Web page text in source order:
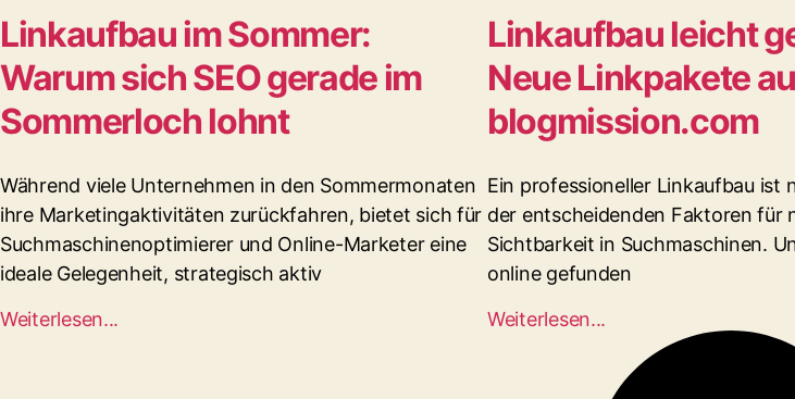
Linkaufbau im Sommer:
Warum sich SEO gerade im
Sommerloch lohnt
Während viele Unternehmen in den Sommermonaten
ihre Marketingaktivitäten zurückfahren, bietet sich für
Suchmaschinenoptimierer und Online-Marketer eine
ideale Gelegenheit, strategisch aktiv
Weiterlesen...
Linkaufbau leicht
Neue Linkpakete
blogmission.com
Ein professioneller Linkaufbau ist
der entscheidenden Faktoren für
Sichtbarkeit in Suchmaschinen.
online gefunden
Weiterlesen...